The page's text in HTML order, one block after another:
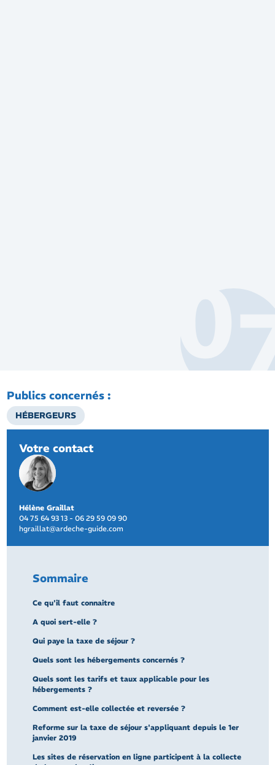
Publics concernés :
HÉBERGEURS
Votre contact
Hélène Graillat
04 75 64 93 13 - 06 29 59 09 90
hgraillat@ardeche-guide.com
Sommaire
Ce qu'il faut connaitre
A quoi sert-elle ?
Qui paye la taxe de séjour ?
Quels sont les hébergements concernés ?
Quels sont les tarifs et taux applicable pour les
hébergements ?
Comment est-elle collectée et reversée ?
Reforme sur la taxe de séjour s'appliquant depuis le 1er
janvier 2019
Les sites de réservation en ligne participent à la collecte